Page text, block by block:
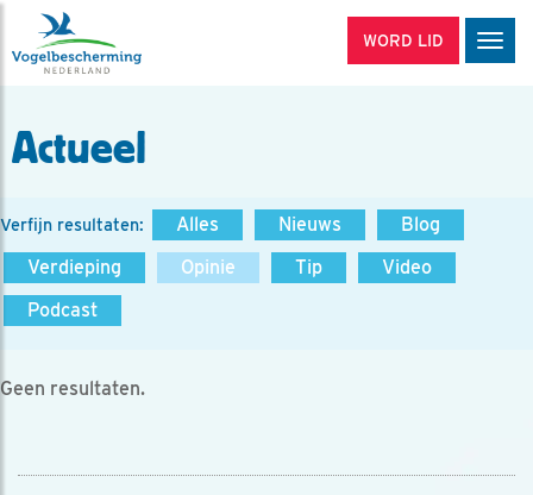
WORD LID
Actueel
Verfijn resultaten: Alles Nieuws
Blog
Verdieping
Opinie Tip
Video
Podcast
Geen resultaten.